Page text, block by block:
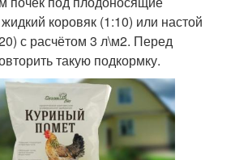
коровяк (1:10) или настой
с расчётом 3 л\м2. Перед
такую подкормку.